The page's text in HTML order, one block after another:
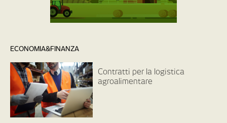
ECONOMIA&FINANZA
Contratti per la logistica
agroalimentare